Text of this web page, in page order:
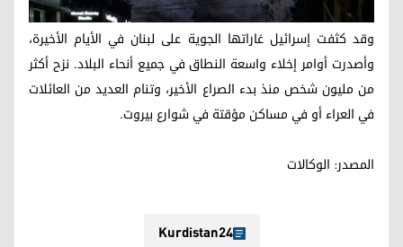
وقد كثفت إسرائيل غاراتها الجوية على لبنان في الأيام الأخيرة،
وأصدرت أوامر إخلاء واسعة النطاق في جميع أنحاء البلاد. نزح أكثر
من مليون شخص منذ بدء الصراع الأخير، وتنام العديد من العائلات
في العراء أو في مساكن مؤقتة في شوارع بيروت.
المصدر: الوکالات
Kurdistan24